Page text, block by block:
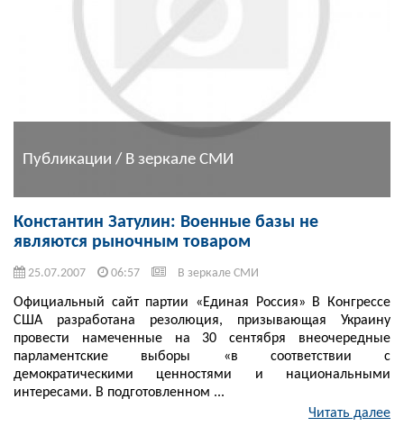
Публикации / В зеркале СМИ
Константин Затулин: Военные базы не
являются рыночным товаром
25.07.2007 06:57 В зеркале СМИ
Официальный сайт партии «Единая Россия» В Конгрессе
США разработана резолюция, призывающая Украину
провести намеченные на 30 сентября внеочередные
парламентские выборы «в соответствии с
демократическими ценностями и национальными
интересами. В подготовленном ...
Читать далее